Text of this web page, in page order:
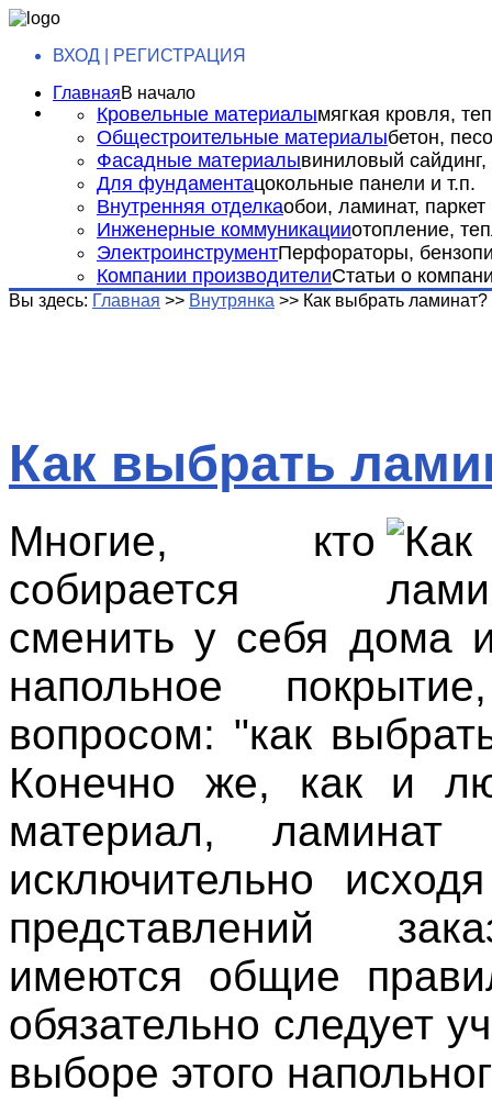
ВХОД | РЕГИСТРАЦИЯ
ГлавнаяВ начало
Кровельные материалымягкая кровля,
Общестроительные материалыбетон,
Фасадные материалывиниловый сайдинг,
Для фундаментацокольные панели и т.п.
Внутренняя отделкаобои, ламинат, паркет
Инженерные коммуникацииотопление,
ЭлектроинструментПерфораторы,
Компании производителиСтатьи о
Вы здесь: Главная >> Внутрянка >> Как выбрать ламинат?
Как выбрать
Многие, кто
собирается
сменить у себя дома
напольное
вопросом: "как
Конечно же, как и
материал, ламинат
исключительно
представлений
имеются общие
обязательно следует
выборе этого